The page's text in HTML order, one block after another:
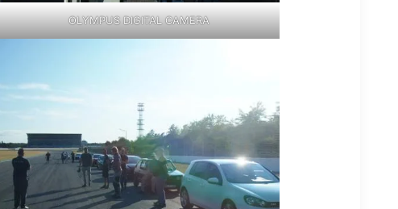
OLYMPUS DIGITAL CAMERA